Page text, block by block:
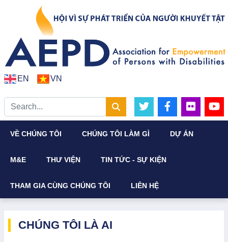
EN VN
VỀ CHÚNG TÔI CHÚNG TÔI LÀM GÌ DỰ ÁN
M&E THƯ VIỆN TIN TỨC - SỰ KIỆN
THAM GIA CÙNG CHÚNG TÔI LIÊN HỆ
CHÚNG TÔI LÀ AI